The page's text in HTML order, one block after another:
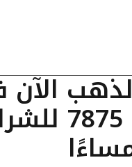
عيار 24